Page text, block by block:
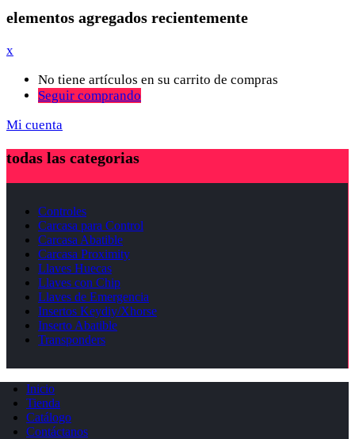
elementos agregados recientemente
x
No tiene artículos en su carrito de compras
Seguir comprando
Mi cuenta
todas las categorias
Controles
Carcasa para Control
Carcasa Abatible
Carcasa Proximity
Llaves Huecas
Llaves con Chip
Llaves de Emergencia
Insertos Keydiy/Xhorse
Inserto Abatible
Transponders
Inicio
Tienda
Catálogo
Contáctanos